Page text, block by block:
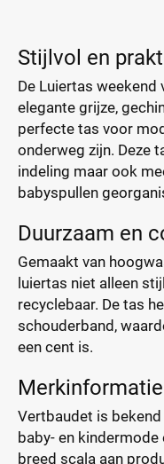
Stijlvol en
De Luiertas weekend
elegante grijze,
perfecte tas voor
onderweg zijn. Deze
indeling maar ook
babyspullen
Duurzaam en
Gemaakt van
luiertas niet alleen
recyclebaar. De tas
schouderband,
een cent is.
Merkinformatie
Vertbaudet is
baby- en
breed scala aan